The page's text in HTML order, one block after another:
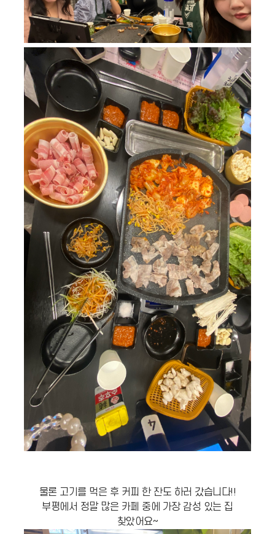
물론 고기를 먹은 후 커피 한 잔도 하러 갔습니다!!
부평에서 정말 많은 카페 중에 가장 감성 있는 집
찾았어요~